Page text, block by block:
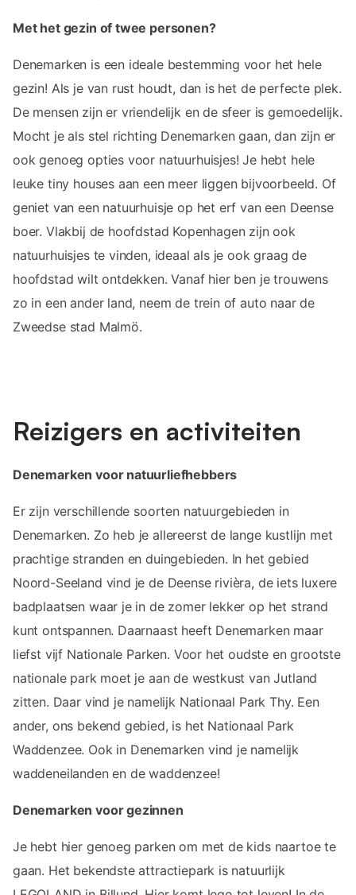
Met het gezin of twee personen?
Denemarken is een ideale bestemming voor het hele
gezin! Als je van rust houdt, dan is het de perfecte plek.
De mensen zijn er vriendelijk en de sfeer is gemoedelijk.
Mocht je als stel richting Denemarken gaan, dan zijn er
ook genoeg opties voor natuurhuisjes! Je hebt hele
leuke tiny houses aan een meer liggen bijvoorbeeld. Of
geniet van een natuurhuisje op het erf van een Deense
boer. Vlakbij de hoofdstad Kopenhagen zijn ook
natuurhuisjes te vinden, ideaal als je ook graag de
hoofdstad wilt ontdekken. Vanaf hier ben je trouwens
zo in een ander land, neem de trein of auto naar de
Zweedse stad Malmö.
Reizigers en activiteiten
Denemarken voor natuurliefhebbers
Er zijn verschillende soorten natuurgebieden in
Denemarken. Zo heb je allereerst de lange kustlijn met
prachtige stranden en duingebieden. In het gebied
Noord-Seeland vind je de Deense rivièra, de iets luxere
badplaatsen waar je in de zomer lekker op het strand
kunt ontspannen. Daarnaast heeft Denemarken maar
liefst vijf Nationale Parken. Voor het oudste en grootste
nationale park moet je aan de westkust van Jutland
zitten. Daar vind je namelijk Nationaal Park Thy. Een
ander, ons bekend gebied, is het Nationaal Park
Waddenzee. Ook in Denemarken vind je namelijk
waddeneilanden en de waddenzee!
Denemarken voor gezinnen
Je hebt hier genoeg parken om met de kids naartoe te
gaan. Het bekendste attractiepark is natuurlijk